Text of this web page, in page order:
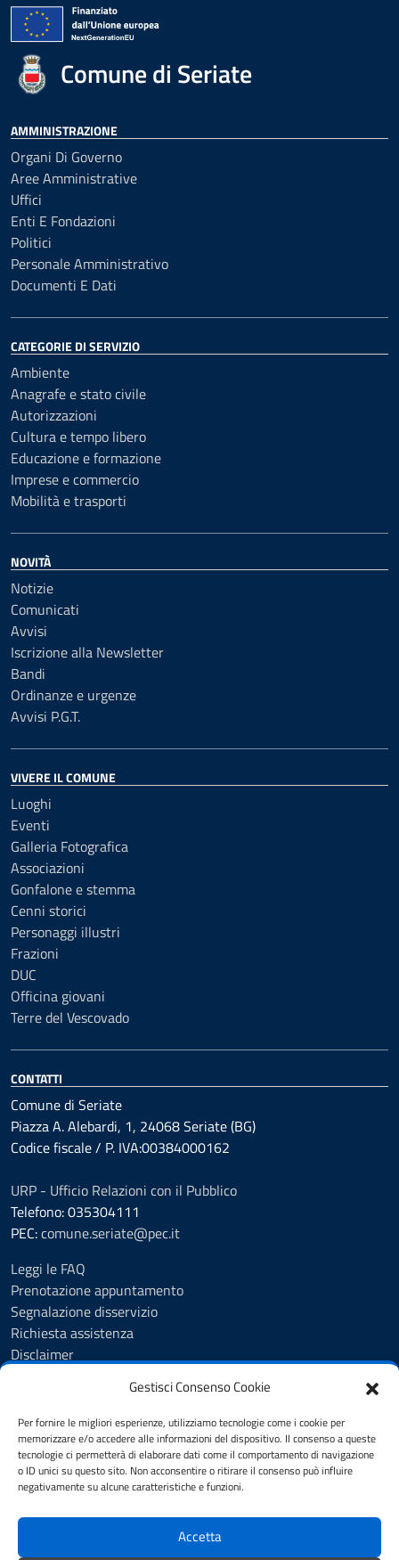
Gestisci Consenso Cookie
Per fornire le migliori esperienze, utilizziamo tecnologie come i cookie per
memorizzare e/o accedere alle informazioni del dispositivo. Il consenso a queste
tecnologie ci permetterà di elaborare dati come il comportamento di navigazione
o ID unici su questo sito. Non acconsentire o ritirare il consenso può influire
negativamente su alcune caratteristiche e funzioni.
Accetta
Comune di Seriate
AMMINISTRAZIONE
Organi Di Governo
Aree Amministrative
Uffici
Enti E Fondazioni
Politici
Personale Amministrativo
Documenti E Dati
CATEGORIE DI SERVIZIO
Ambiente
Anagrafe e stato civile
Autorizzazioni
Cultura e tempo libero
Educazione e formazione
Imprese e commercio
Mobilità e trasporti
NOVITÀ
Notizie
Comunicati
Avvisi
Iscrizione alla Newsletter
Bandi
Ordinanze e urgenze
Avvisi P.G.T.
VIVERE IL COMUNE
Luoghi
Eventi
Galleria Fotografica
Associazioni
Gonfalone e stemma
Cenni storici
Personaggi illustri
Frazioni
DUC
Officina giovani
Terre del Vescovado
CONTATTI
Comune di Seriate
Piazza A. Alebardi, 1, 24068 Seriate (BG)
Codice fiscale / P. IVA:00384000162
URP - Ufficio Relazioni con il Pubblico
Telefono: 035304111
PEC:comune.seriate@pec.it
Leggi le FAQ
Prenotazione appuntamento
Segnalazione disservizio
Richiesta assistenza
Disclaimer
Cookie Policy
Informativa privacy
Dichiarazione di accessibilità
Note legali